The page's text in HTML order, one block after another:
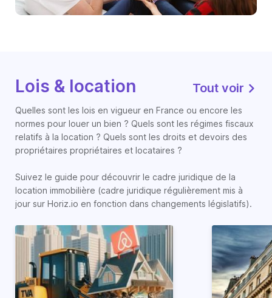
Lois & location Tout voir
Quelles sont les lois en vigueur en France ou encore les
normes pour louer un bien ? Quels sont les régimes fiscaux
relatifs à la location ? Quels sont les droits et devoirs des
propriétaires propriétaires et locataires ?
Suivez le guide pour découvrir le cadre juridique de la
location immobilière (cadre juridique régulièrement mis à
jour sur Horiz.io en fonction dans changements législatifs).